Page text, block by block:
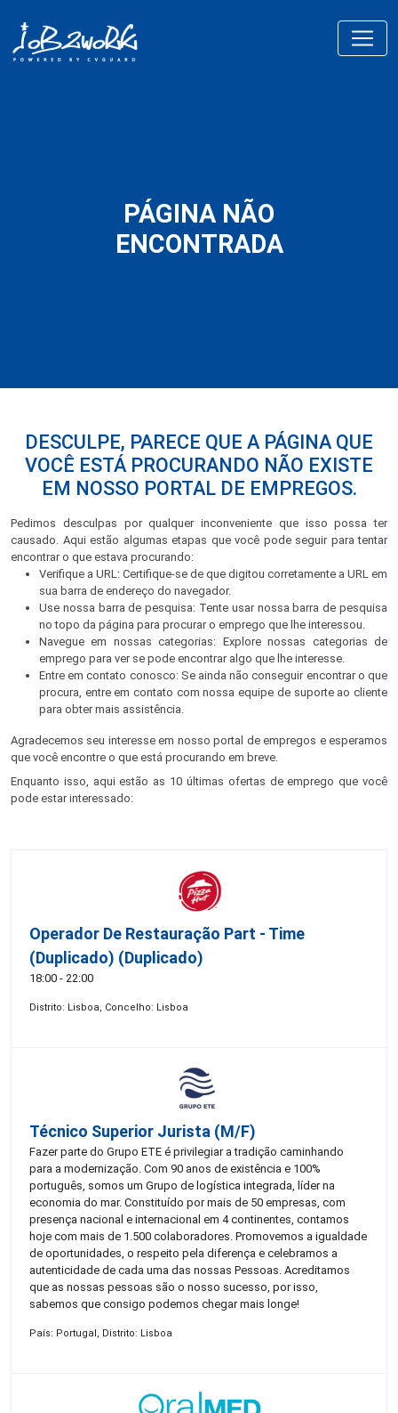
PÁGINA NÃO
ENCONTRADA
DESCULPE, PARECE QUE A PÁGINA QUE
VOCÊ ESTÁ PROCURANDO NÃO EXISTE
EM NOSSO PORTAL DE EMPREGOS.
Pedimos desculpas por qualquer inconveniente que isso possa ter
causado. Aqui estão algumas etapas que você pode seguir para tentar
encontrar o que estava procurando:
Verifique a URL: Certifique-se de que digitou corretamente a URL em
sua barra de endereço do navegador.
Use nossa barra de pesquisa: Tente usar nossa barra de pesquisa
no topo da página para procurar o emprego que lhe interessou.
Navegue em nossas categorias: Explore nossas categorias de
emprego para ver se pode encontrar algo que lhe interesse.
Entre em contato conosco: Se ainda não conseguir encontrar o que
procura, entre em contato com nossa equipe de suporte ao cliente
para obter mais assistência.
Agradecemos seu interesse em nosso portal de empregos e esperamos
que você encontre o que está procurando em breve.
Enquanto isso, aqui estão as 10 últimas ofertas de emprego que você
pode estar interessado:
Operador De Restauração Part - Time
(Duplicado) (Duplicado)
18:00 - 22:00
Distrito: Lisboa, Concelho: Lisboa
Técnico Superior Jurista (m/f)
Fazer parte do Grupo ETE é privilegiar a tradição caminhando
para a modernização. Com 90 anos de existência e 100%
português, somos um Grupo de logística integrada, líder na
economia do mar. Constituído por mais de 50 empresas, com
presença nacional e internacional em 4 continentes, contamos
hoje com mais de 1.500 colaboradores. Promovemos a igualdade
de oportunidades, o respeito pela diferença e celebramos a
autenticidade de cada uma das nossas Pessoas. Acreditamos
que as nossas pessoas são o nosso sucesso, por isso,
sabemos que consigo podemos chegar mais longe!
País: Portugal, Distrito: Lisboa